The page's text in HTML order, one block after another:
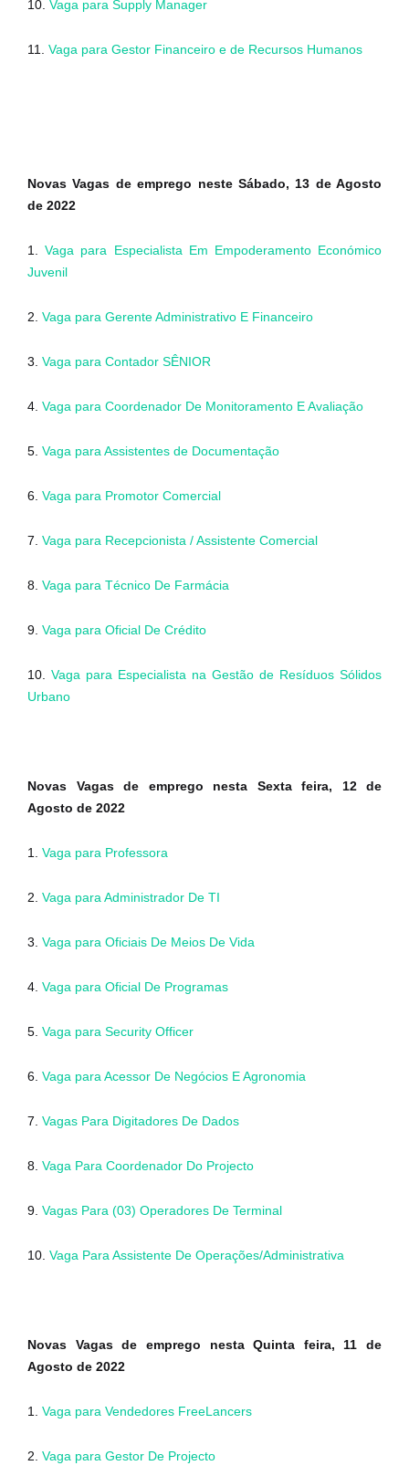
10. Vaga para Supply Manager
11. Vaga para Gestor Financeiro e de Recursos Humanos
Novas Vagas de emprego neste Sábado, 13 de Agosto
de 2022
1.Vaga para Especialista Em Empoderamento Económico
Juvenil
2. Vaga para Gerente Administrativo E Financeiro
3. Vaga para Contador SÊNIOR
4. Vaga para Coordenador De Monitoramento E Avaliação
5. Vaga para Assistentes de Documentação
6. Vaga para Promotor Comercial
7. Vaga para Recepcionista / Assistente Comercial
8. Vaga para Técnico De Farmácia
9. Vaga para Oficial De Crédito
10. Vaga para Especialista na Gestão de Resíduos Sólidos
Urbano
Novas Vagas de emprego nesta Sexta feira, 12 de
Agosto de 2022
1. Vaga para Professora
2. Vaga para Administrador De TI
3. Vaga para Oficiais De Meios De Vida
4. Vaga para Oficial De Programas
5. Vaga para Security Officer
6. Vaga para Acessor De Negócios E Agronomia
7. Vagas Para Digitadores De Dados
8. Vaga Para Coordenador Do Projecto
9. Vagas Para (03) Operadores De Terminal
10. Vaga Para Assistente De Operações/Administrativa
Novas Vagas de emprego nesta Quinta feira, 11 de
Agosto de 2022
1. Vaga para Vendedores FreeLancers
2. Vaga para Gestor De Projecto